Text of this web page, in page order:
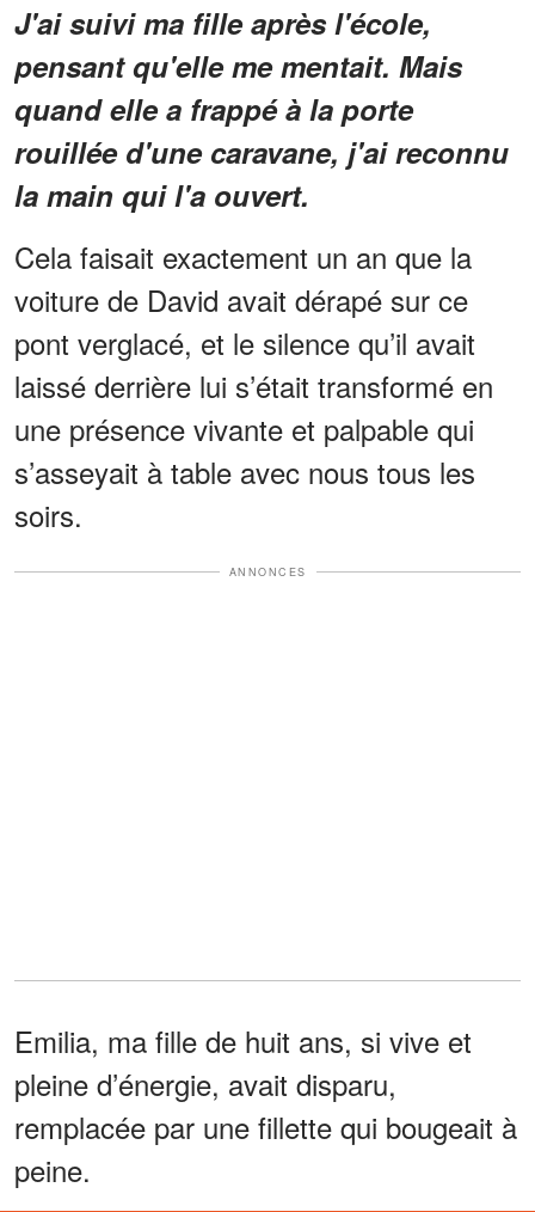
J'ai suivi ma fille après l'école,
pensant qu'elle me mentait. Mais
quand elle a frappé à la porte
rouillée d'une caravane, j'ai reconnu
la main qui l'a ouvert.
Cela faisait exactement un an que la
voiture de David avait dérapé sur ce
pont verglacé, et le silence qu’il avait
laissé derrière lui s’était transformé en
une présence vivante et palpable qui
s’asseyait à table avec nous tous les
soirs.
ANNONCES
Emilia, ma fille de huit ans, si vive et
pleine d’énergie, avait disparu,
remplacée par une fillette qui bougeait à
peine.